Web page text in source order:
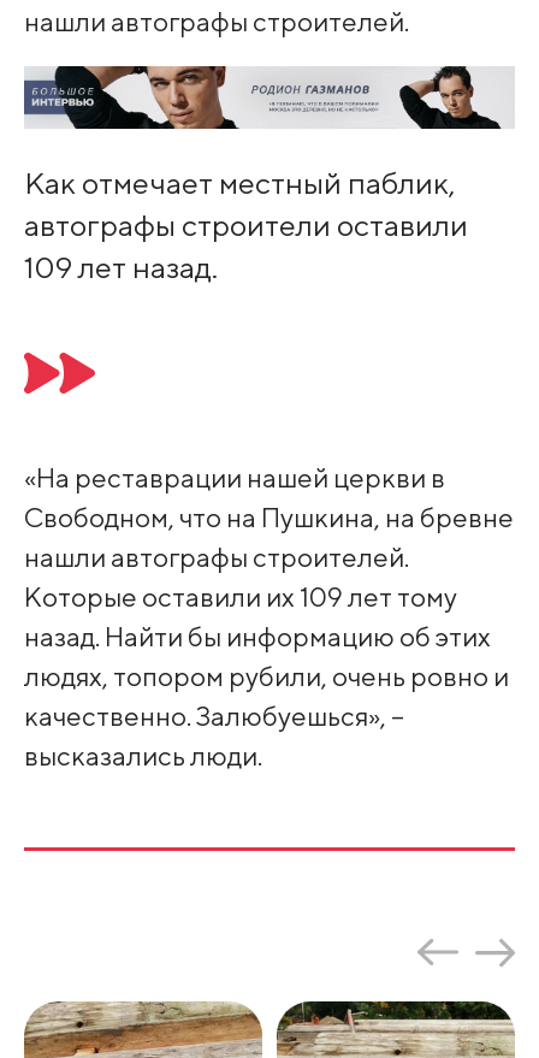
нашли автографы строителей.
Как отмечает местный паблик,
автографы строители оставили
109 лет назад.
«На реставрации нашей церкви в
Свободном, что на Пушкина, на бревне
нашли автографы строителей.
Которые оставили их 109 лет тому
назад. Найти бы информацию об этих
людях, топором рубили, очень ровно и
качественно. Залюбуешься», –
высказались люди.